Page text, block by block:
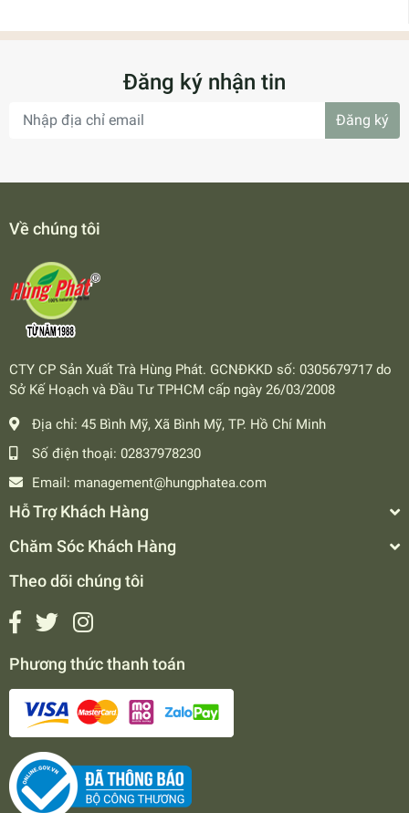
Đăng ký nhận tin
Đăng ký
Về chúng tôi
CTY CP Sản Xuất Trà Hùng Phát. GCNĐKKD số: 0305679717 do
Sở Kế Hoạch và Đầu Tư TPHCM cấp ngày 26/03/2008
Địa chỉ: 45 Bình Mỹ, Xã Bình Mỹ, TP. Hồ Chí Minh
Số điện thoại: 02837978230
Email: management@hungphatea.com
Hỗ Trợ Khách Hàng
Chăm Sóc Khách Hàng
Theo dõi chúng tôi
Phương thức thanh toán